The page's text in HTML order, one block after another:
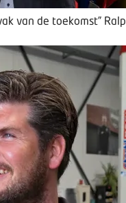
van de toekomst”